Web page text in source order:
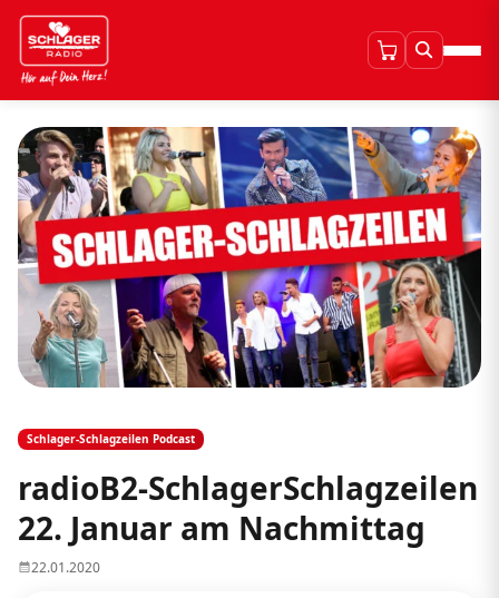
Schlager-Schlagzeilen Podcast
radioB2-SchlagerSchlagzeilen
22. Januar am Nachmittag
22.01.2020